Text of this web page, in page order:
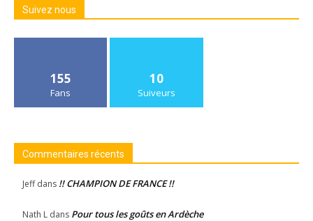
Suivez nous
155
Fans
10
Suiveurs
Commentaires récents
Jeffdans !! CHAMPION DE FRANCE !!
Nath L dans Pour tous les goûts en Ardèche